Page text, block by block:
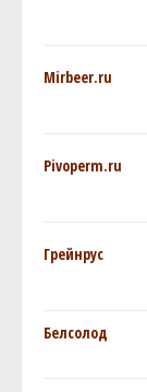
Mirbeer.ru
Pivoperm.ru
Грейнрус
Белсолод